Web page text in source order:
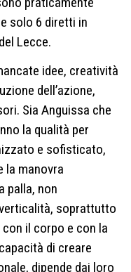
solo 6 diretti in
Lecce.
idee, creatività
dell’azione,
Sia Anguissa che
la qualità per
e sofisticato,
la manovra
palla, non
soprattutto
il corpo e con la
di creare
dipende dai loro